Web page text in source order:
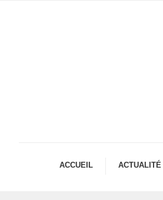
ACCUEIL ACTUA­LITÉ